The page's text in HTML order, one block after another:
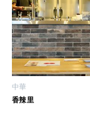
中華
香辣里